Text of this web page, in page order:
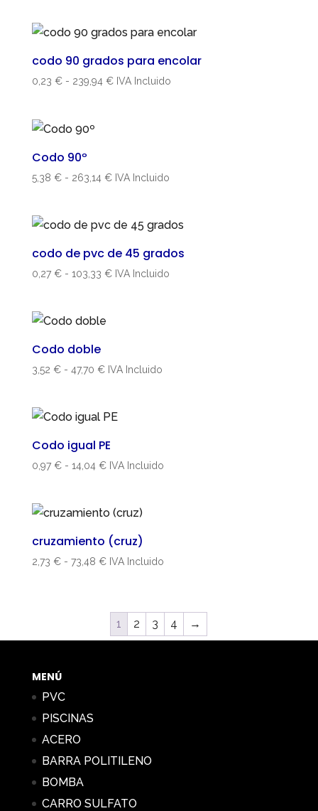
desde
hasta
265,45 €
codo 90 grados para encolar
0,23 € - 239,94 €Rango
239,94 €
IVA Incluido
Codo 90º
5,38 € - 263,14 €Rango
desde
hasta
263,14 €
IVA Incluido
codo de pvc de 45 grados
0,27 € - 103,33 €Rango
103,33 €
IVA Incluido
Codo doble
3,52 € - 47,70 €Rango
desde
hasta
47,70 €
IVA Incluido
Codo igual PE
0,97 € - 14,04 €Rango
desde
hasta
14,04 €
IVA Incluido
cruzamiento (cruz)
2,73 € - 73,48 €Rango
desde
2,73 €
hasta
IVA Incluido
1 2 3 4 →
MENÚ
PVC
PISCINAS
ACERO
BARRA POLITILENO
BOMBA
CARRO SULFATO